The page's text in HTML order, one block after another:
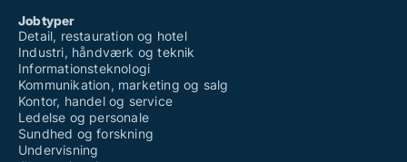
Jobtyper
Detail, restauration og hotel
Industri, håndværk og teknik
Informationsteknologi
Kommunikation, marketing og salg
Kontor, handel og service
Ledelse og personale
Sundhed og forskning
Undervisning